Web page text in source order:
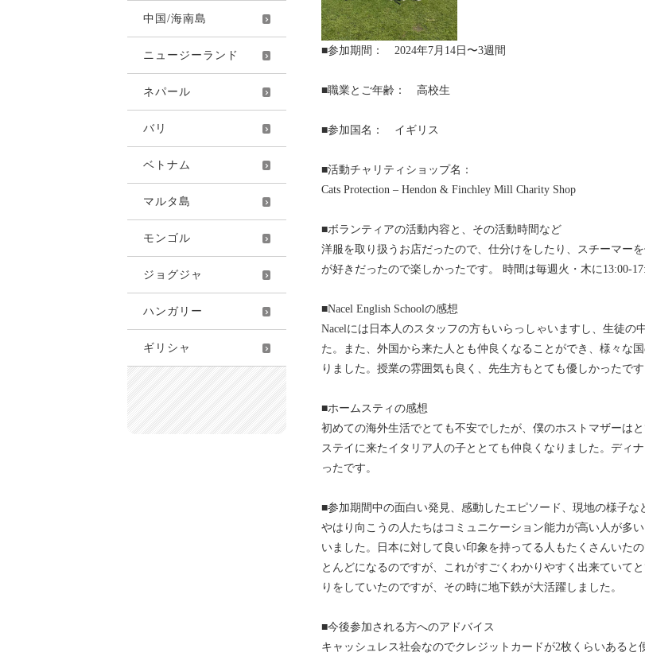
中国/海南島
ニュージーランド
ネパール
バリ
ベトナム
マルタ島
モンゴル
ジョグジャ
ハンガリー
ギリシャ
■参加期間： 2024年7月14日〜3週間
■職業とご年齢： 高校生
■参加国名： イギリス
■活動チャリティショップ名：
Cats Protection – Hendon & Finchley Mill Charity Shop
■ボランティアの活動内容と、その活動時間など
洋服を取り扱うお店だったので、仕分けをしたり、スチーマー
が好きだったので楽しかったです。 時間は毎週火・木に13:00-
■Nacel English Schoolの感想
Nacelには日本人のスタッフの方もいらっしゃいますし、生徒
た。また、外国から来た人とも仲良くなることができ、様々な
りました。授業の雰囲気も良く、先生方もとても優しかったです
■ホームスティの感想
初めての海外生活でとても不安でしたが、僕のホストマザーは
ステイに来たイタリア人の子ととても仲良くなりました。ディ
ったです。
■参加期間中の面白い発見、感動したエピソード、現地の様子な
やはり向こうの人たちはコミュニケーション能力が高い人が多
いました。日本に対して良い印象を持ってる人もたくさんいた
とんどになるのですが、これがすごくわかりやすく出来ていて
りをしていたのですが、その時に地下鉄が大活躍しました。
■今後参加される方へのアドバイス
キャッシュレス社会なのでクレジットカードが2枚くらいある